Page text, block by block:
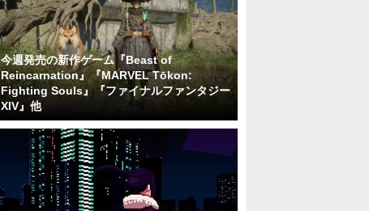
今週発売の新作ゲーム『Beast of
Reincarnation』『MARVEL Tōkon:
Fighting Souls』『ファイナルファンタジー
XIV』他